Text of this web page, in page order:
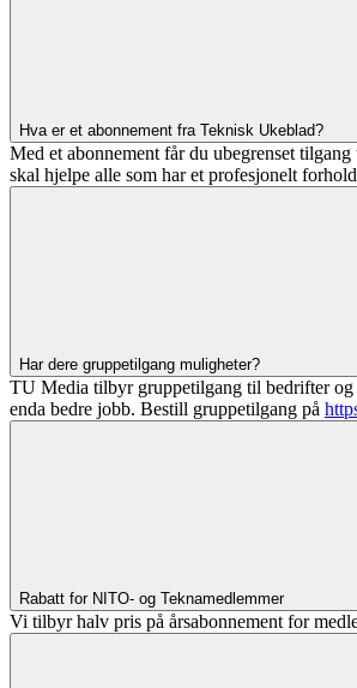
Hva er et abonnement fra Teknisk Ukeblad?
Med et abonnement får du ubegrenset
skal hjelpe alle som har et profesjonelt
Har dere gruppetilgang muligheter?
TU Media tilbyr gruppetilgang til bedrifter og
enda bedre jobb. Bestill gruppetilgang på
Rabatt for NITO- og Teknamedlemmer
Vi tilbyr halv pris på årsabonnement for